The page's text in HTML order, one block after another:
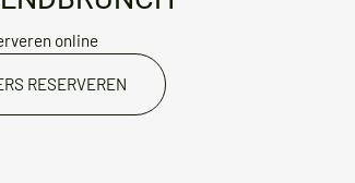
online
RESERVEREN